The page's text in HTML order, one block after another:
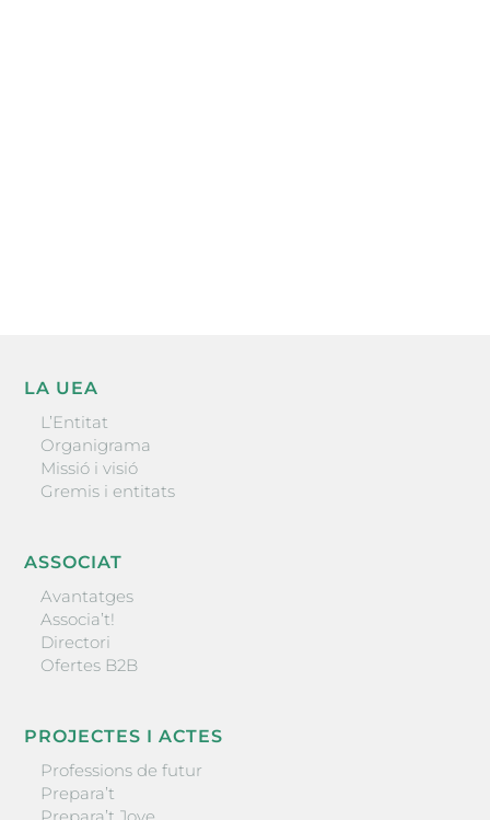
LA UEA
L’Entitat
Organigrama
Missió i visió
Gremis i entitats
ASSOCIAT
Avantatges
Associa’t!
Directori
Ofertes B2B
PROJECTES I ACTES
Professions de futur
Prepara’t